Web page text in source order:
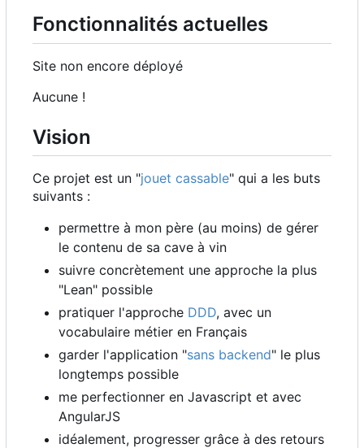
Fonctionnalités actuelles
Site non encore déployé
Aucune !
Vision
Ce projet est un "jouet cassable" qui a les buts
suivants :
permettre à mon père (au moins) de gérer
le contenu de sa cave à vin
suivre concrètement une approche la plus
"Lean" possible
pratiquer l'approche DDD, avec un
vocabulaire métier en Français
garder l'application "sans backend" le plus
longtemps possible
me perfectionner en Javascript et avec
AngularJS
idéalement, progresser grâce à des retours